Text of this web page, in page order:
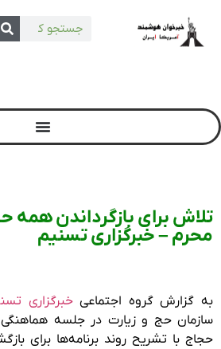
محرم – خبرگزاری تسنیم
به گزارش گروه اجتماعیخبرگزاری
سازمان حج و زیارت در جلسه
حجاج با تشریح روند برنامه‌ها برای